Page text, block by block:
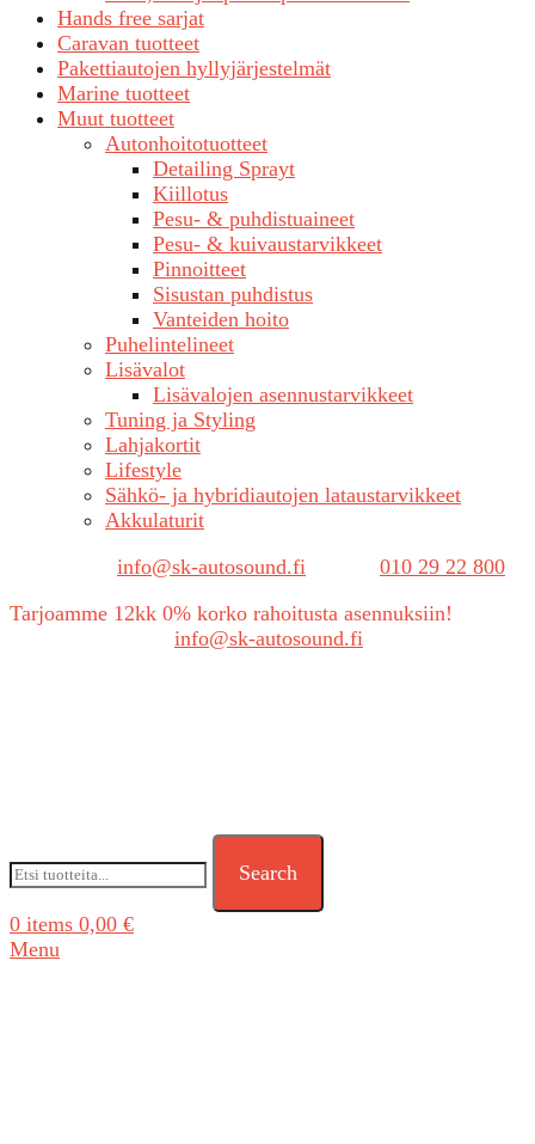
Hands free sarjat
Caravan tuotteet
Pakettiautojen hyllyjärjestelmät
Marine tuotteet
Muut tuotteet
Autonhoitotuotteet
Detailing Sprayt
Kiillotus
Pesu- & puhdistuaineet
Pesu- & kuivaustarvikkeet
Pinnoitteet
Sisustan puhdistus
Vanteiden hoito
Puhelintelineet
Lisävalot
Lisävalojen asennustarvikkeet
Tuning ja Styling
Lahjakortit
Lifestyle
Sähkö- ja hybridiautojen lataustarvikkeet
Akkulaturit
info@sk-autosound.fi
010 29 22 800
Tarjoamme 12kk 0% korko rahoitusta asennuksiin!
info@sk-autosound.fi
Search
0 items 0,00 €
Menu